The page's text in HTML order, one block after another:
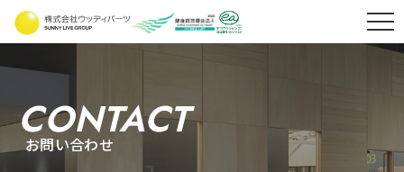
CONTACT
お問い合わせ